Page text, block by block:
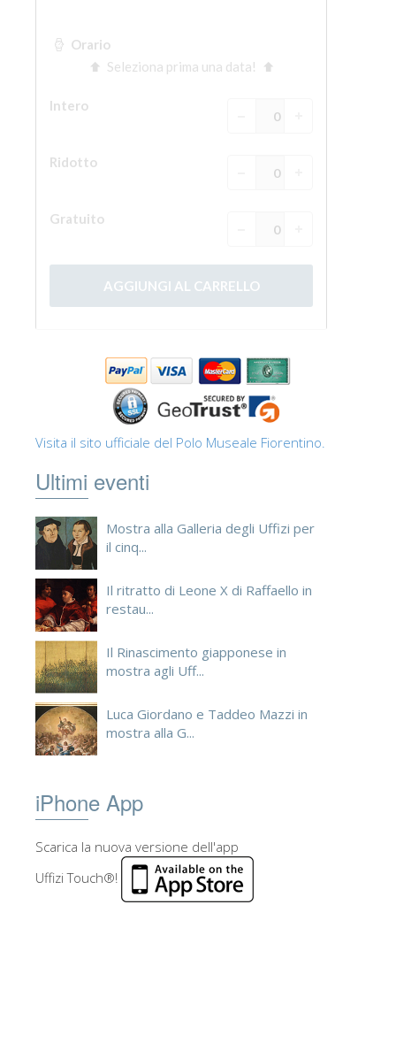
Visita il sito ufficiale del Polo Museale Fiorentino.
Ultimi eventi
Mostra alla Galleria degli Uffizi per
il cinq...
Il ritratto di Leone X di Raffaello in
restau...
Il Rinascimento giapponese in
mostra agli Uff...
Luca Giordano e Taddeo Mazzi in
mostra alla G...
iPhone App
Scarica la nuova versione dell'app
Uffizi Touch®!